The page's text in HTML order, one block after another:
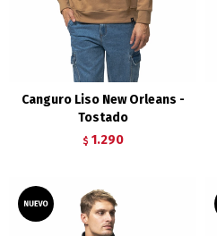
Canguro Liso New Orleans -
Tostado
$ 1.290